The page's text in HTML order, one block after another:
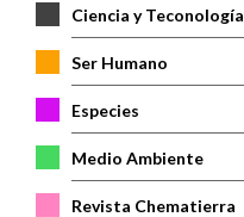
Ciencia y Teconología
Ser Humano
Especies
Medio Ambiente
Revista Chematierra